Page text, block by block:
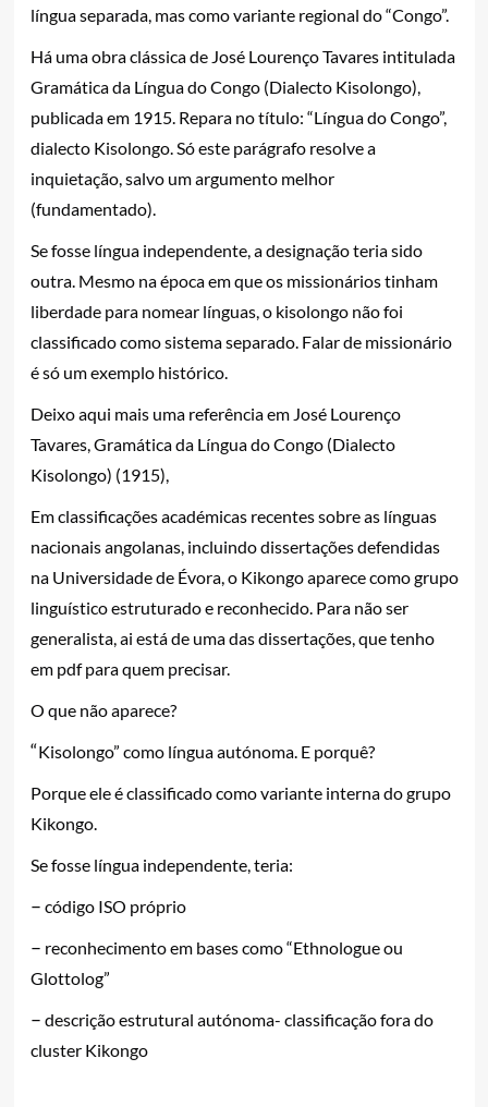
língua separada, mas como variante regional do “Congo”.
Há uma obra clássica de José Lourenço Tavares intitulada
Gramática da Língua do Congo (Dialecto Kisolongo),
publicada em 1915. Repara no título: “Língua do Congo”,
dialecto Kisolongo. Só este parágrafo resolve a
inquietação, salvo um argumento melhor
(fundamentado).
Se fosse língua independente, a designação teria sido
outra. Mesmo na época em que os missionários tinham
liberdade para nomear línguas, o kisolongo não foi
classificado como sistema separado. Falar de missionário
é só um exemplo histórico.
Deixo aqui mais uma referência em José Lourenço
Tavares, Gramática da Língua do Congo (Dialecto
Kisolongo) (1915),
Em classificações académicas recentes sobre as línguas
nacionais angolanas, incluindo dissertações defendidas
na Universidade de Évora, o Kikongo aparece como grupo
linguístico estruturado e reconhecido. Para não ser
generalista, ai está de uma das dissertações, que tenho
em pdf para quem precisar.
O que não aparece?
“Kisolongo” como língua autónoma. E porquê?
Porque ele é classificado como variante interna do grupo
Kikongo.
Se fosse língua independente, teria:
– código ISO próprio
– reconhecimento em bases como “Ethnologue ou
Glottolog”
– descrição estrutural autónoma- classificação fora do
cluster Kikongo